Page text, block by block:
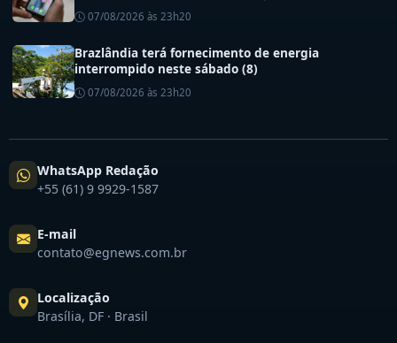
07/08/2026 às 23h20
Brazlândia terá fornecimento de energia
interrompido neste sábado (8)
07/08/2026 às 23h20
WhatsApp Redação
+55 (61) 9 9929-1587
E-mail
contato@egnews.com.br
Localização
Brasília, DF · Brasil